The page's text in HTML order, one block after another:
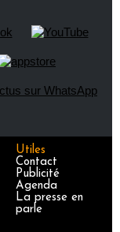
Utiles
Contact
Publicité
Agenda
La presse en
parle